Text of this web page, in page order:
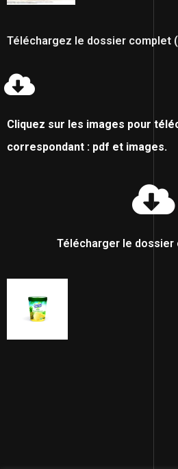
Téléchargez le dossier complet
Cliquez sur les images pour
correspondant : pdf et images.
Télécharger le dossier